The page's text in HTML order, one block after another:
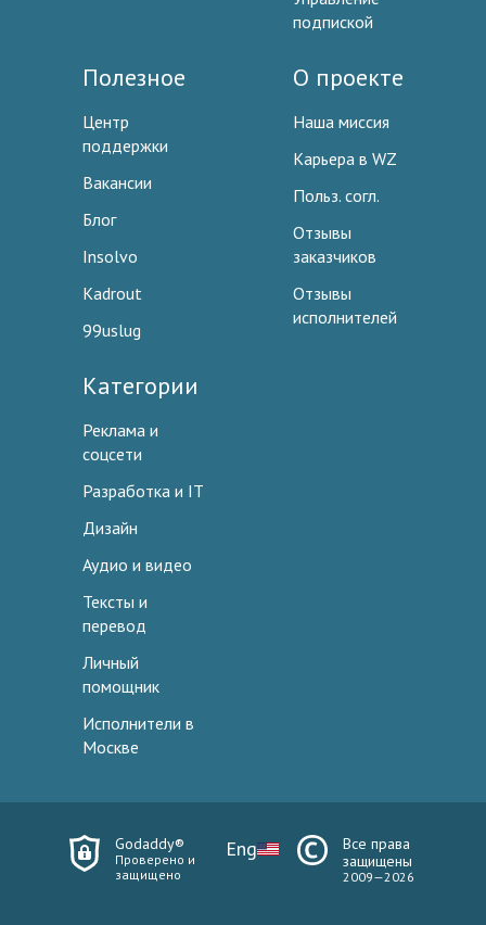
подпиской
Полезное
Центр
поддержки
Вакансии
Блог
Insolvo
Kadrout
99uslug
О проекте
Наша миссия
Карьера в WZ
Польз. согл.
Отзывы
заказчиков
Отзывы
исполнителей
Категории
Реклама и
соцсети
Разработка и IT
Дизайн
Аудио и видео
Тексты и
перевод
Личный
помощник
Исполнители в
Москве
Godaddy®
Проверено и
защищено
Eng
Все права
защищены
2009—2026